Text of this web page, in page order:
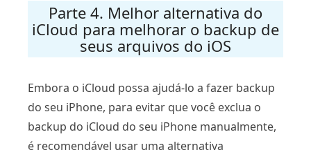
Parte 4. Melhor alternativa do
iCloud para melhorar o backup de
seus arquivos do iOS
Embora o iCloud possa ajudá-lo a fazer backup
do seu iPhone, para evitar que você exclua o
backup do iCloud do seu iPhone manualmente,
é recomendável usar uma alternativa